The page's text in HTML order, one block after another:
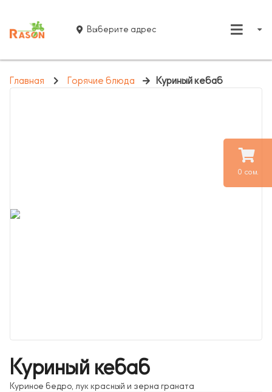
0 сом.
Выберите адрес
Главная Горячие блюда Куриный кебаб
Куриный кебаб
Куриное бедро, лук красный и зерна граната